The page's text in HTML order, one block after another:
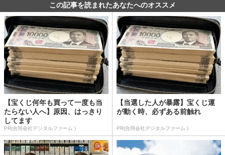
この記事を読まれたあなたへのオススメ
【宝くじ何年も買って一度も当
たらない人へ】原因、はっきり
してます
PR(合同会社デジタルファーム )
【当選した人が暴露】宝くじ運
が動く時、必ずある前触れ
PR(合同会社デジタルファーム )